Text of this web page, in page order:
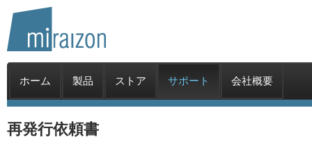
ホーム 製品 ストア サポート 会社概要
再発行依頼書